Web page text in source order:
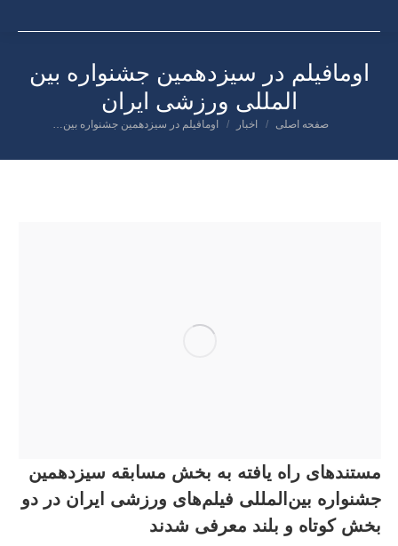
اومافیلم در سیزدهمین جشنواره بین
المللی ورزشی ایران
شما اینجا هستید:
صفحه اصلی اخبار اومافیلم در سیزدهمین جشنواره بین…
مستندهای راه یافته به بخش مسابقه سیزدهمین
جشنواره بین‌المللی فیلم‌های ورزشی ایران در دو
بخش کوتاه و بلند معرفی شدند